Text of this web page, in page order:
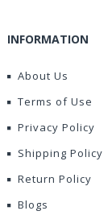
INFORMATION
About Us
Terms of Use
Privacy Policy
Shipping Policy
Return Policy
Blogs